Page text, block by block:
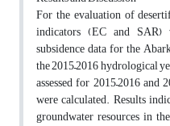
For the evaluation of
indicators (EC and
subsidence data for the
the 2015–2016 hydrological
assessed for 2015–2016 and
were calculated. Results
groundwater resources in